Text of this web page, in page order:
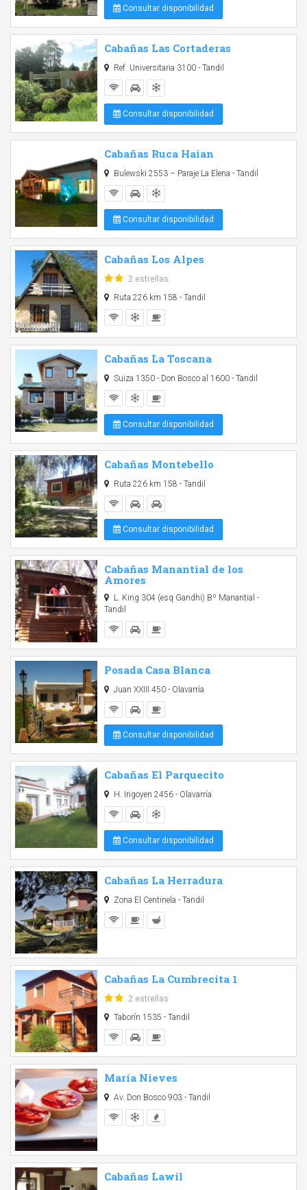
Consultar disponibilidad
Cabañas Las Cortaderas
Ref. Universitaria 3100 - Tandil
Consultar disponibilidad
Cabañas Ruca Haian
Bulewski 2553 – Paraje La Elena - Tandil
Consultar disponibilidad
Cabañas Los Alpes
2 estrellas
Ruta 226 km 158 - Tandil
Cabañas La Toscana
Suiza 1350 - Don Bosco al 1600 - Tandil
Consultar disponibilidad
Cabañas Montebello
Ruta 226 km 158 - Tandil
Consultar disponibilidad
Cabañas Manantial de los
Amores
L. King 304 (esq Gandhi) Bº Manantial -
Tandil
Posada Casa Blanca
Juan XXIII 450 - Olavarría
Consultar disponibilidad
Cabañas El Parquecito
H. Irigoyen 2456 - Olavarría
Consultar disponibilidad
Cabañas La Herradura
Zona El Centinela - Tandil
Cabañas La Cumbrecita 1
2 estrellas
Taborín 1535 - Tandil
María Nieves
Av. Don Bosco 903 - Tandil
Cabañas Lawil